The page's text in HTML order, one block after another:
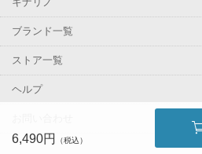
6,490円
ブランド一覧
ストア一覧
ヘルプ